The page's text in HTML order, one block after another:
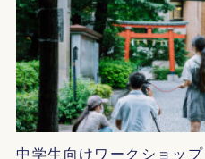
中学生向けワークショッ